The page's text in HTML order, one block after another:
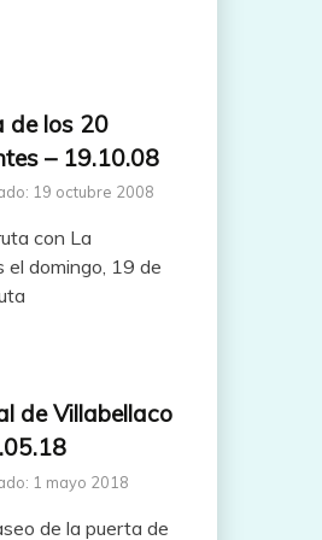
de los 20
– 19.10.08
19 octubre 2008
con La
el domingo, 19 de
de Villabellaco
1 mayo 2018
de la puerta de